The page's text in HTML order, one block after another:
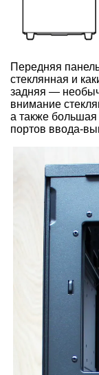
Передняя
стеклянная и
задняя —
внимание
а также
портов ввода-